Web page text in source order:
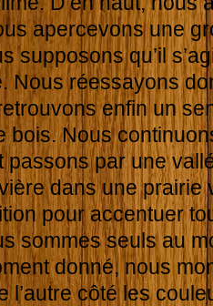
apercevons une
supposons qu’il
Nous réessayons
enfin un
bois. Nous
passons par une
dans une prairie
pour accentuer
sommes seuls au
donné, nous
l’autre côté les